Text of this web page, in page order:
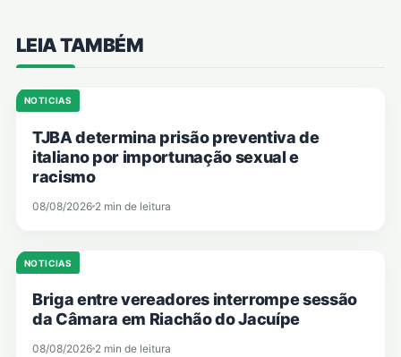
LEIA TAMBÉM
NOTICIAS
TJBA determina prisão preventiva de
italiano por importunação sexual e
racismo
08/08/2026 2 min de leitura
NOTICIAS
Briga entre vereadores interrompe sessão
da Câmara em Riachão do Jacuípe
08/08/2026 2 min de leitura